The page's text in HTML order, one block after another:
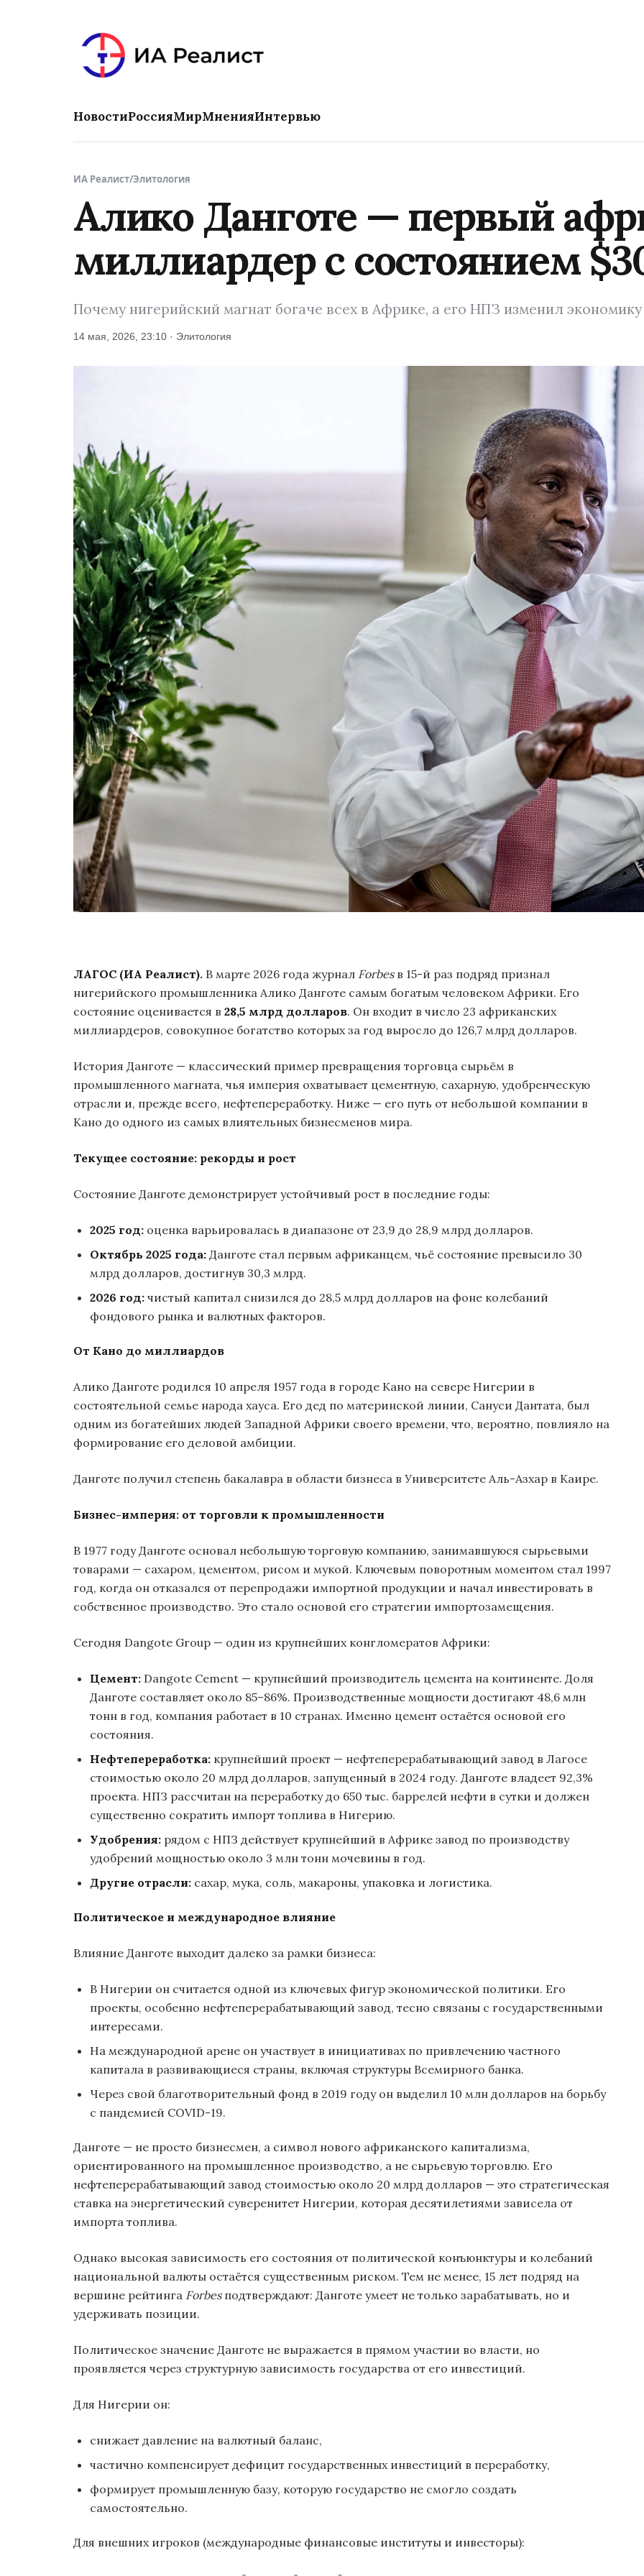
НовостиРоссияМирМненияИнтервью
ИА Реалист/Элитология
Алико Данготе — первый
миллиардер с состоянием
Почему нигерийский магнат богаче всех в Африке, а его НПЗ изменил
14 мая, 2026, 23:10 · Элитология
ЛАГОС (ИА Реалист). В марте 2026 года журнал Forbesв 15-й раз подряд признал
нигерийского промышленника Алико Данготе самым богатым человеком Африки. Его
состояние оценивается в 28,5 млрд долларов. Он входит в число 23 африканских
миллиардеров, совокупное богатство которых за год выросло до 126,7 млрд долларов.
История Данготе — классический пример превращения торговца сырьём в
промышленного магната, чья империя охватывает цементную, сахарную, удобренческую
отрасли и, прежде всего, нефтепереработку. Ниже — его путь от небольшой компании в
Кано до одного из самых влиятельных бизнесменов мира.
Текущее состояние: рекорды и рост
Состояние Данготе демонстрирует устойчивый рост в последние годы:
2025 год: оценка варьировалась в диапазоне от 23,9 до 28,9 млрд долларов.
Октябрь 2025 года: Данготе стал первым африканцем, чьё состояние превысило 30
млрд долларов, достигнув 30,3 млрд.
2026 год: чистый капитал снизился до 28,5 млрд долларов на фоне колебаний
фондового рынка и валютных факторов.
От Кано до миллиардов
Алико Данготе родился 10 апреля 1957 года в городе Кано на севере Нигерии в
состоятельной семье народа хауса. Его дед по материнской линии, Сануси Дантата, был
одним из богатейших людей Западной Африки своего времени, что, вероятно, повлияло на
формирование его деловой амбиции.
Данготе получил степень бакалавра в области бизнеса в Университете Аль-Азхар в Каире.
Бизнес-империя: от торговли к промышленности
В 1977 году Данготе основал небольшую торговую компанию, занимавшуюся сырьевыми
товарами — сахаром, цементом, рисом и мукой. Ключевым поворотным моментом стал 1997
год, когда он отказался от перепродажи импортной продукции и начал инвестировать в
собственное производство. Это стало основой его стратегии импортозамещения.
Сегодня Dangote Group — один из крупнейших конгломератов Африки:
Цемент: Dangote Cement — крупнейший производитель цемента на континенте. Доля
Данготе составляет около 85–86%. Производственные мощности достигают 48,6 млн
тонн в год, компания работает в 10 странах. Именно цемент остаётся основой его
состояния.
Нефтепереработка: крупнейший проект — нефтеперерабатывающий завод в Лагосе
стоимостью около 20 млрд долларов, запущенный в 2024 году. Данготе владеет 92,3%
проекта. НПЗ рассчитан на переработку до 650 тыс. баррелей нефти в сутки и должен
существенно сократить импорт топлива в Нигерию.
Удобрения: рядом с НПЗ действует крупнейший в Африке завод по производству
удобрений мощностью около 3 млн тонн мочевины в год.
Другие отрасли: сахар, мука, соль, макароны, упаковка и логистика.
Политическое и международное влияние
Влияние Данготе выходит далеко за рамки бизнеса:
В Нигерии он считается одной из ключевых фигур экономической политики. Его
проекты, особенно нефтеперерабатывающий завод, тесно связаны с государственными
интересами.
На международной арене он участвует в инициативах по привлечению частного
капитала в развивающиеся страны, включая структуры Всемирного банка.
Через свой благотворительный фонд в 2019 году он выделил 10 млн долларов на борьбу
с пандемией COVID-19.
Данготе — не просто бизнесмен, а символ нового африканского капитализма,
ориентированного на промышленное производство, а не сырьевую торговлю. Его
нефтеперерабатывающий завод стоимостью около 20 млрд долларов — это стратегическая
ставка на энергетический суверенитет Нигерии, которая десятилетиями зависела от
импорта топлива.
Однако высокая зависимость его состояния от политической конъюнктуры и колебаний
национальной валюты остаётся существенным риском. Тем не менее, 15 лет подряд на
вершине рейтинга Forbesподтверждают: Данготе умеет не только зарабатывать, но и
удерживать позиции.
Политическое значение Данготе не выражается в прямом участии во власти, но
проявляется через структурную зависимость государства от его инвестиций.
Для Нигерии он:
снижает давление на валютный баланс,
частично компенсирует дефицит государственных инвестиций в переработку,
формирует промышленную базу, которую государство не смогло создать
самостоятельно.
Для внешних игроков (международные финансовые институты и инвесторы):